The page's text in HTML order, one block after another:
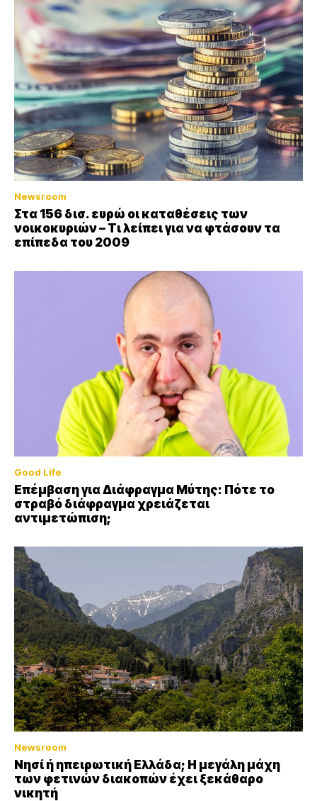
Newsroom
Στα 156 δισ. ευρώ οι καταθέσεις των
νοικοκυριών – Τι λείπει για να φτάσουν τα
επίπεδα του 2009
Good Life
Επέμβαση για Διάφραγμα Μύτης: Πότε το
στραβό διάφραγμα χρειάζεται
αντιμετώπιση;
Newsroom
Νησί ή ηπειρωτική Ελλάδα; Η μεγάλη μάχη
των φετινών διακοπών έχει ξεκάθαρο
νικητή